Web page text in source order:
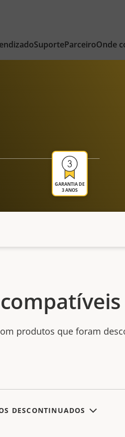
SuporteParceiroOnde
GARANTIA DE
3 ANOS
produtos que foram
DESCONTINUADOS